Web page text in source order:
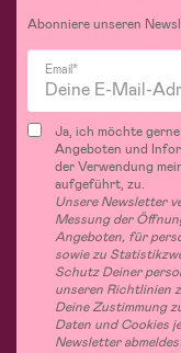
Abonniere unseren
Email*
Ja, ich möchte
Angeboten und
der Verwendung
aufgeführt, zu.
Unsere Newsletter
Messung der
Angeboten, für
sowie zu
Schutz Deiner
unseren Richtlinien
Deine Zustimmung
Daten und Cookies
Newsletter